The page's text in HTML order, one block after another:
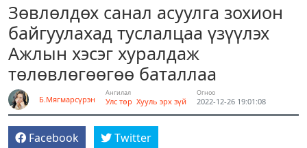
Зөвлөлдөх санал асуулга зохион
байгуулахад туслалцаа үзүүлэх
Ажлын хэсэг хуралдаж
төлөвлөгөөгөө баталлаа
Б.Мягмарсүрэн
Ангилал
Улс төр Хууль эрх зүй
Огноо
2022-12-26 19:01:08
Facebook Twitter